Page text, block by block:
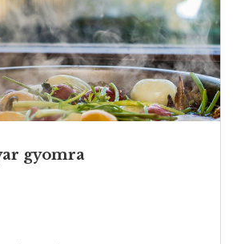
gyomra